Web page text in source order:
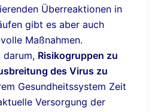
Überreaktionen in
gibt es aber auch
Maßnahmen.
darum, Risikogruppen zu
des Virus zu
Gesundheitssystem Zeit
Versorgung der